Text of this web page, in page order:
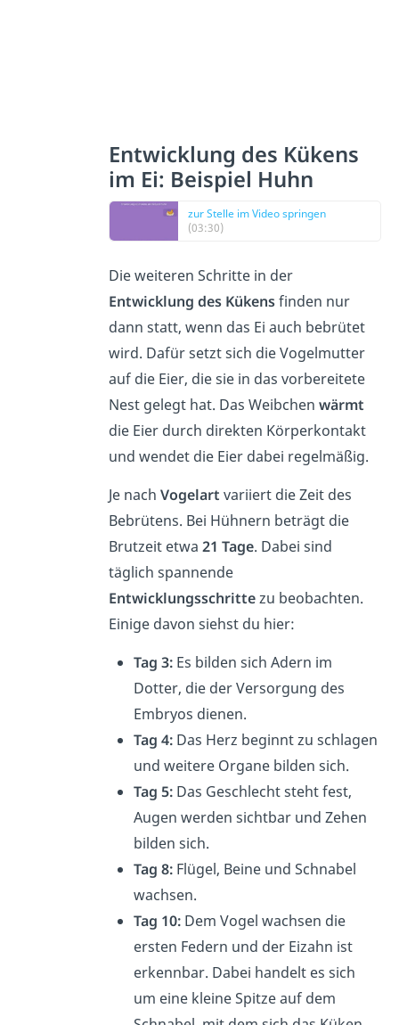
Entwicklung des Kükens
im Ei: Beispiel Huhn
zur Stelle im Video springen
(03:30)
Die weiteren Schritte in der
Entwicklung des Kükensfinden nur
dann statt, wenn das Ei auch bebrütet
wird. Dafür setzt sich die Vogelmutter
auf die Eier, die sie in das vorbereitete
Nest gelegt hat. Das Weibchenwärmt
die Eier durch direkten Körperkontakt
und wendet die Eier dabei regelmäßig.
Je nachVogelart variiert die Zeit des
Bebrütens. Bei Hühnern beträgt die
Brutzeit etwa21 Tage. Dabei sind
täglich spannende
Entwicklungsschrittezu beobachten.
Einige davon siehst du hier:
Tag 3: Es bilden sich Adern im
Dotter, die der Versorgung des
Embryos dienen.
Tag 4: Das Herz beginnt zu schlagen
und weitere Organe bilden sich.
Tag 5: Das Geschlecht steht fest,
Augen werden sichtbar und Zehen
bilden sich.
Tag 8: Flügel, Beine und Schnabel
wachsen.
Tag 10: Dem Vogel wachsen die
ersten Federn und der Eizahn ist
erkennbar. Dabei handelt es sich
um eine kleine Spitze auf dem